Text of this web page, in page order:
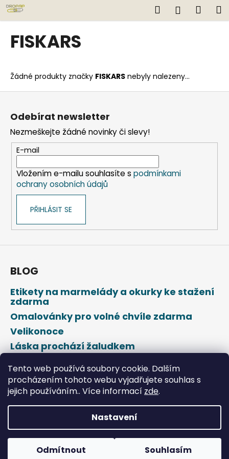
Tento web používá soubory cookie. Dalším
procházením tohoto webu vyjadřujete souhlas s
jejich používáním.. Více informací zde.
Nastavení
Odmítnout Souhlasím
Přejít
na
obsah
Hledat
FISKARS
Žádné produkty značky FISKARS nebyly nalezeny...
K
o
o
p
o
t
ř
e
b
e
n
a
í
?
HLEDAT
D
o
o
r
Z
Odebírat newsletter
Nezmeškejte žádné novinky či slevy!
E-mail
Vložením e-mailu souhlasíte s podmínkami
ochrany osobních údajů
PŘIHLÁSIT SE
BLOG
Etikety na marmelády a okurky ke stažení
zdarma
Omalovánky pro volné chvíle zdarma
Velikonoce
Láska prochází žaludkem
Vytvořil Shoptet
Copyright 2026DROPAP . Všechna práva vyhrazena.